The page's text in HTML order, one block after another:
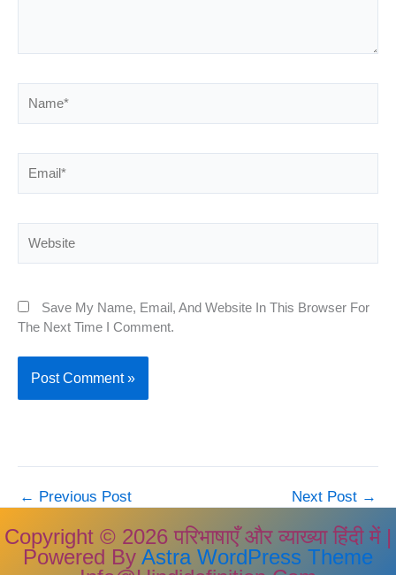
Save My Name, Email, And Website In This Browser For
The Next Time I Comment.
← Previous Post Next Post →
Copyright © 2026 परिभाषाएँ और व्याख्या हिंदी में |
Powered By Astra WordPress Theme